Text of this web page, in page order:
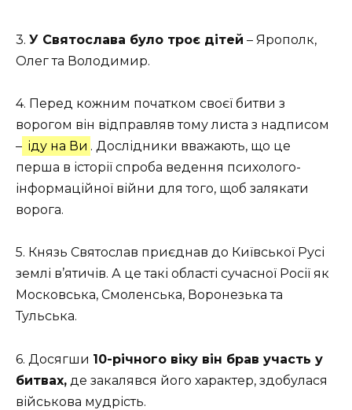
3. У Святослава було троє дітей – Ярополк,
Олег та Володимир.
4. Перед кожним початком своєї битви з
ворогом він відправляв тому листа з надписом
– іду на Ви . Дослідники вважають, що це
перша в історії спроба ведення психолого-
інформаційної війни для того, щоб залякати
ворога.
5. Князь Святослав приєднав до Київської Русі
землі в’ятичів. А це такі області сучасної Росії як
Московська, Смоленська, Воронезька та
Тульська.
6. Досягши 10-річного віку він брав участь у
битвах, де закалявся його характер, здобулася
військова мудрість.